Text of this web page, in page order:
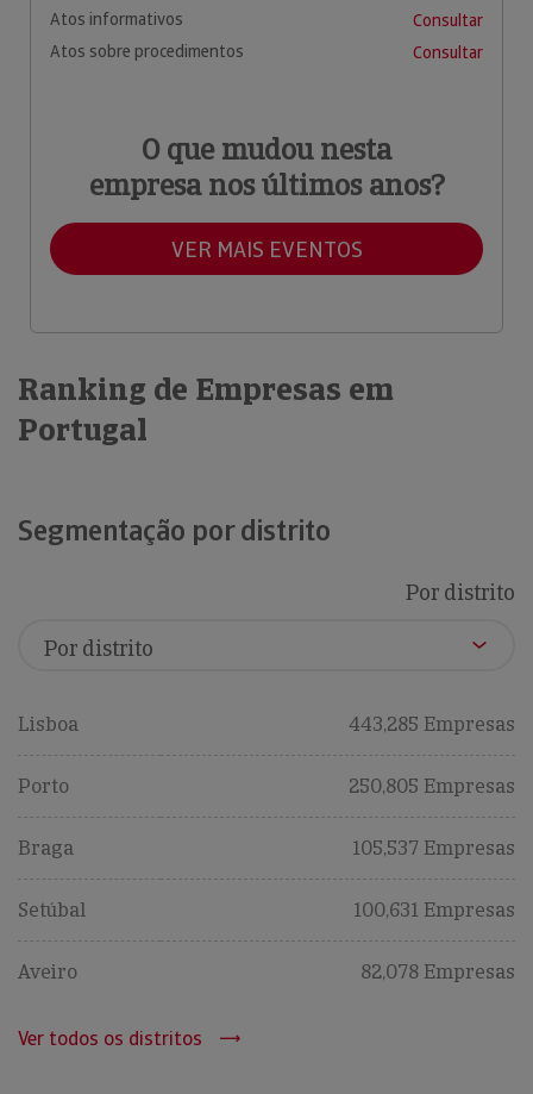
Atos informativos
Consultar
Atos sobre procedimentos
Consultar
O que mudou nesta
empresa nos últimos anos?
VER MAIS EVENTOS
Ranking de Empresas em
Portugal
Segmentação por distrito
Por distrito
Lisboa 443,285 Empresas
Porto 250,805 Empresas
Braga 105,537 Empresas
Setúbal 100,631 Empresas
Aveiro 82,078 Empresas
Ver todos os distritos